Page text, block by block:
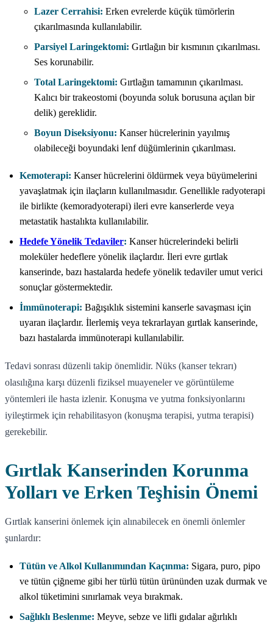
Lazer Cerrahisi: Erken evrelerde küçük tümörlerin
çıkarılmasında kullanılabilir.
Parsiyel Laringektomi: Gırtlağın bir kısmının çıkarılması.
Ses korunabilir.
Total Laringektomi: Gırtlağın tamamının çıkarılması.
Kalıcı bir trakeostomi (boyunda soluk borusuna açılan bir
delik) gereklidir.
Boyun Diseksiyonu: Kanser hücrelerinin yayılmış
olabileceği boyundaki lenf düğümlerinin çıkarılması.
Kemoterapi: Kanser hücrelerini öldürmek veya büyümelerini
yavaşlatmak için ilaçların kullanılmasıdır. Genellikle radyoterapi
ile birlikte (kemoradyoterapi) ileri evre kanserlerde veya
metastatik hastalıkta kullanılabilir.
Hedefe Yönelik Tedaviler: Kanser hücrelerindeki belirli
moleküler hedeflere yönelik ilaçlardır. İleri evre gırtlak
kanserinde, bazı hastalarda hedefe yönelik tedaviler umut verici
sonuçlar göstermektedir.
İmmünoterapi: Bağışıklık sistemini kanserle savaşması için
uyaran ilaçlardır. İlerlemiş veya tekrarlayan gırtlak kanserinde,
bazı hastalarda immünoterapi kullanılabilir.
Tedavi sonrası düzenli takip önemlidir. Nüks (kanser tekrarı)
olasılığına karşı düzenli fiziksel muayeneler ve görüntüleme
yöntemleri ile hasta izlenir. Konuşma ve yutma fonksiyonlarını
iyileştirmek için rehabilitasyon (konuşma terapisi, yutma terapisi)
gerekebilir.
Gırtlak Kanserinden Korunma
Yolları ve Erken Teşhisin Önemi
Gırtlak kanserini önlemek için alınabilecek en önemli önlemler
şunlardır:
Tütün ve Alkol Kullanımından Kaçınma: Sigara, puro, pipo
ve tütün çiğneme gibi her türlü tütün ürününden uzak durmak ve
alkol tüketimini sınırlamak veya bırakmak.
Sağlıklı Beslenme: Meyve, sebze ve lifli gıdalar ağırlıklı